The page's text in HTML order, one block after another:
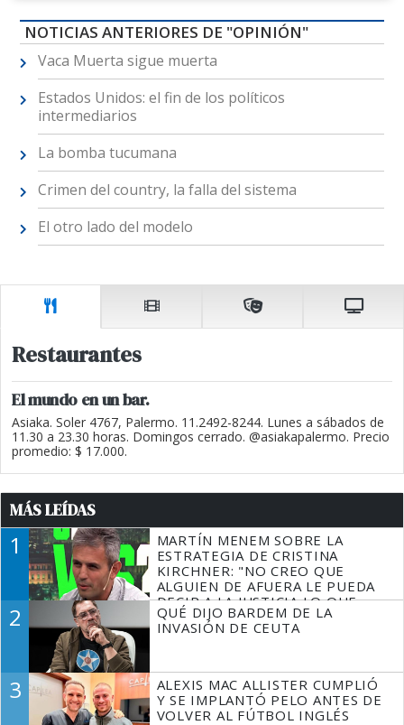
NOTICIAS ANTERIORES DE "OPINIÓN"
Vaca Muerta sigue muerta
Estados Unidos: el fin de los políticos
intermediarios
La bomba tucumana
Crimen del country, la falla del sistema
El otro lado del modelo
Restaurantes
El mundo en un bar.
Asiaka. Soler 4767, Palermo. 11.2492-8244. Lunes a sábados de
11.30 a 23.30 horas. Domingos cerrado. @asiakapalermo. Precio
promedio: $ 17.000.
MÁS LEÍDAS
1
MARTÍN MENEM SOBRE LA
ESTRATEGIA DE CRISTINA
KIRCHNER: "NO CREO QUE
ALGUIEN DE AFUERA LE PUEDA
DECIR A LA JUSTICIA LO QUE
TIENE QUE HACER"
2
QUÉ DIJO BARDEM DE LA
INVASIÓN DE CEUTA
3
ALEXIS MAC ALLISTER CUMPLIÓ
Y SE IMPLANTÓ PELO ANTES DE
VOLVER AL FÚTBOL INGLÉS